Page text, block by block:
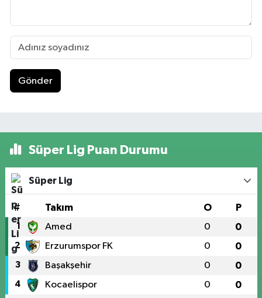
Gönder
Süper Lig Puan Durumu
Süper Lig
# Takım O P
1 Amed 0 0
2 Erzurumspor FK 0 0
3 Başakşehir 0 0
4 Kocaelispor 0 0